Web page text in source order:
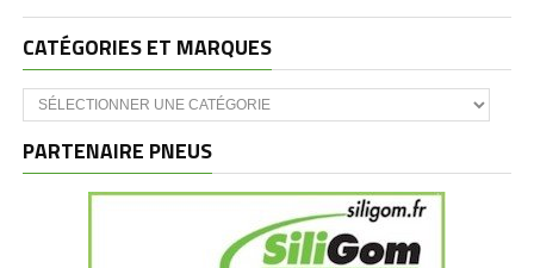
CATÉGORIES ET MARQUES
Catégories
et
PARTENAIRE PNEUS